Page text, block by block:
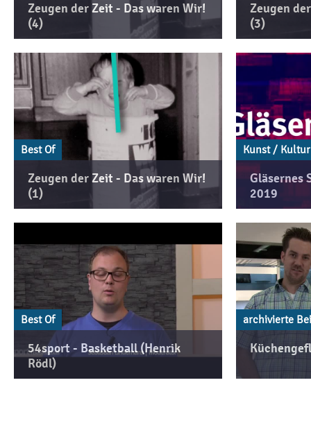
Zeugen der Zeit - Das waren Wir!
(4)
Zeugen
(3)
Best Of
Zeugen der Zeit - Das waren Wir!
(1)
Kunst / Kultur
Gläsernes
2019
Best Of
54sport - Basketball (Henrik
Rödl)
archivierte